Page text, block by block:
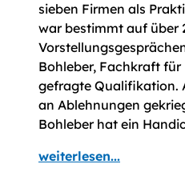
sieben Firmen als
war bestimmt auf über
Bohleber, Fachkraft
gefragte Qualifikation.
an Ablehnungen
Bohleber hat ein
weiterlesen...